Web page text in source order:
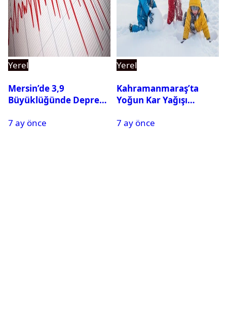
Yerel
Mersin’de 3,9
Büyüklüğünde Deprem
7 ay önce
Yerel
Kahramanmaraş’ta
Yoğun Kar Yağışı
Tatil
7 ay önce